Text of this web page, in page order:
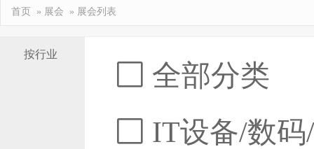
首页 » 展会 » 展会列表
按行业
全部分类
IT设备/数码